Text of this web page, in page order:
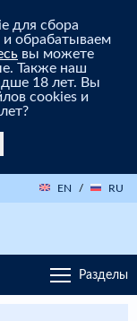
для сбора
и обрабатываем
вы можете
Также наш
18 лет. Вы
cookies и
EN / RU
Разделы